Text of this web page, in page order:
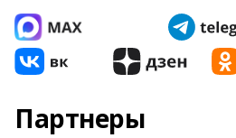
Партнеры